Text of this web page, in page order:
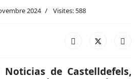
2024 Visites: 588
de Castelldefels,